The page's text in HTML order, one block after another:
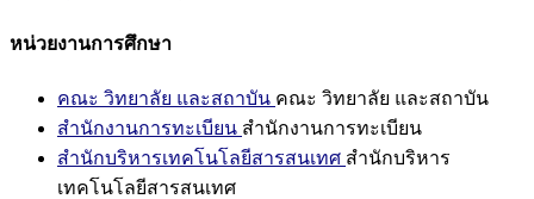
หน่วยงานการศึกษา
คณะ วิทยาลัย และสถาบัน คณะ วิทยาลัย และสถาบัน
สำนักงานการทะเบียน สำนักงานการทะเบียน
สำนักบริหารเทคโนโลยีสารสนเทศ สำนักบริหาร
เทคโนโลยีสารสนเทศ